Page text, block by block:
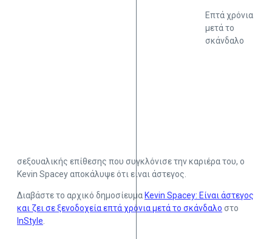
Επτά χρόνια
μετά το
σκάνδαλο
σεξουαλικής επίθεσης που συγκλόνισε την καριέρα του, ο
Kevin Spacey αποκάλυψε ότι είναι άστεγος.
Διαβάστε το αρχικό δημοσίευμα Kevin Spacey: Είναι άστεγος
και ζει σε ξενοδοχεία επτά χρόνια μετά το σκάνδαλο στο
InStyle.